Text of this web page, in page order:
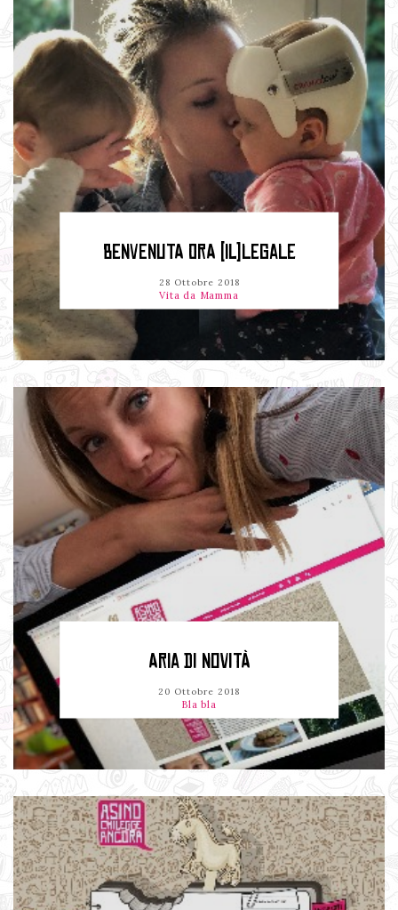
BENVENUTA ORA (IL)LEGALE
28 Ottobre 2018
Vita da Mamma
ARIA DI NOVITÀ
20 Ottobre 2018
Bla bla